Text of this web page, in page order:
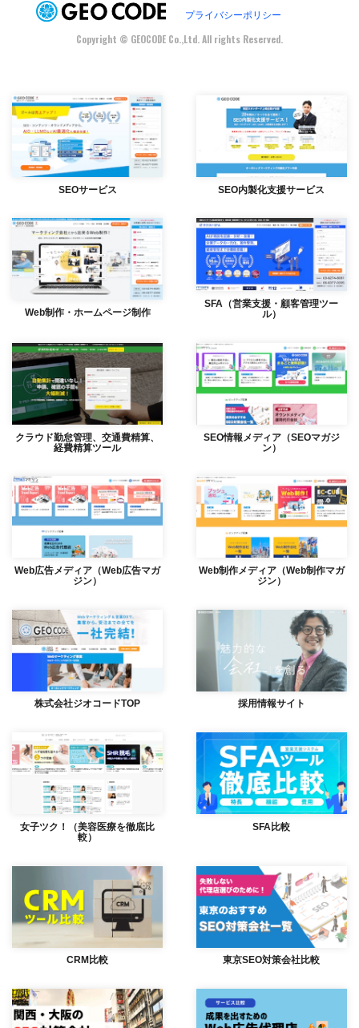
プライバシーポリシー
Copyright © GEOCODE Co.,Ltd. All rights Reserved.
SEOサービス SEO内製化支援サービス
Web制作・ホームページ制作
SFA（営業支援・顧客管理ツー
ル）
クラウド勤怠管理、交通費精算、
経費精算ツール
SEO情報メディア（SEOマガジ
ン）
Web広告メディア（Web広告マガ
ジン）
Web制作メディア（Web制作マガ
ジン）
株式会社ジオコードTOP 採用情報サイト
女子ツク！（美容医療を徹底比
較）
SFA比較
CRM比較 東京SEO対策会社比較